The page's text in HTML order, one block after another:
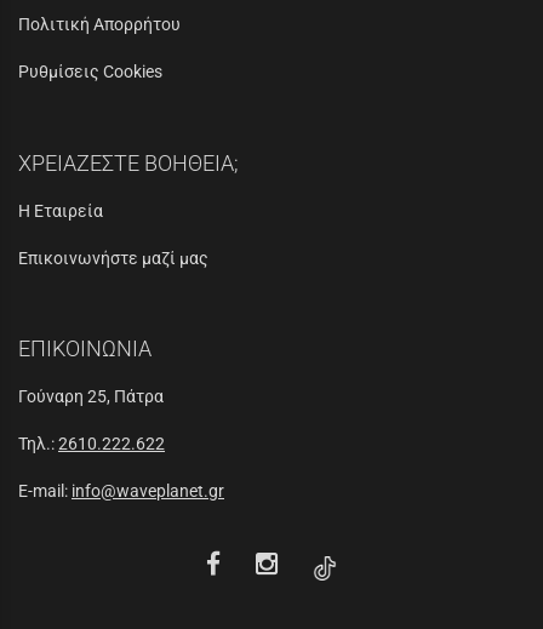
Πολιτική Απορρήτου
Ρυθμίσεις Cookies
ΧΡΕΙΑΖΕΣΤΕ ΒΟΗΘΕΙΑ;
Η Εταιρεία
Επικοινωνήστε μαζί μας
ΕΠΙΚΟΙΝΩΝΙΑ
Γούναρη 25, Πάτρα
Τηλ.:2610.222.622
E-mail: info@waveplanet.gr